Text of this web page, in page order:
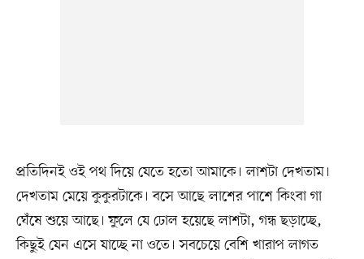
প্রতিদিনই ওই পথ দিয়ে যেতে হতো আমাকে। লাশটা দেখতাম।
দেখতাম মেয়ে কুকুরটাকে। বসে আছে লাশের পাশে কিংবা গা
ঘেঁষে শুয়ে আছে। ফুলে যে ঢোল হয়েছে লাশটা, গন্ধ ছড়াচ্ছে,
কিছুই যেন এসে যাচ্ছে না ওতে। সবচেয়ে বেশি খারাপ লাগত